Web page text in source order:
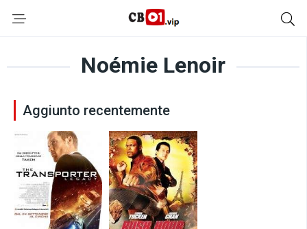
Noémie Lenoir
Aggiunto recentemente